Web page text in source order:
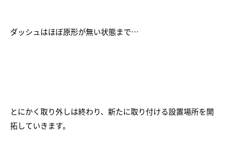
ダッシュはほぼ原形が無い状態まで…
とにかく取り外しは終わり、新たに取り付ける設置場所を開
拓していきます。